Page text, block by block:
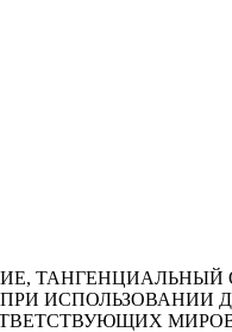
ТАНГЕНЦИАЛЬНЫЙ